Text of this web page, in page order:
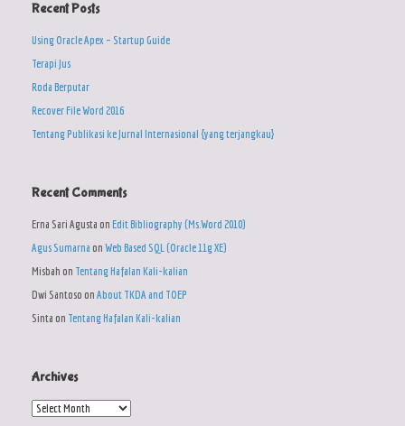
Recent Posts
Using Oracle Apex – Startup Guide
Terapi Jus
Roda Berputar
Recover File Word 2016
Tentang Publikasi ke Jurnal Internasional {yang terjangkau}
Recent Comments
Erna Sari Agusta on Edit Bibliography (Ms.Word 2010)
Agus Sumarna on Web Based SQL (Oracle 11g XE)
Misbah on Tentang Hafalan Kali-kalian
Dwi Santoso on About TKDA and TOEP
Sinta on Tentang Hafalan Kali-kalian
Archives
Archives